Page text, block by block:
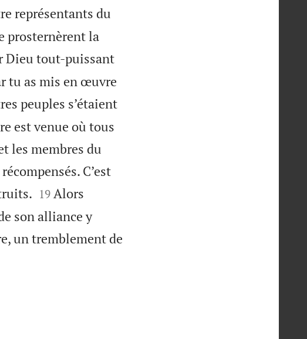
représentants du
prosternèrent la
Dieu tout-puissant
tu as mis en œuvre
peuples s’étaient
est venue où tous
les membres du
C’est

19 Alors
son alliance y
un tremblement de